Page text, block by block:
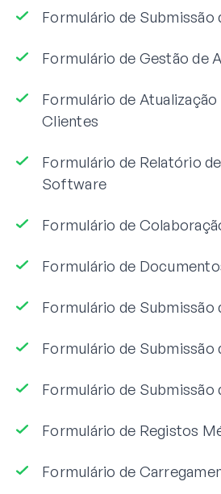
Formulário de Submissão
Formulário de Gestão de
Formulário de
Clientes
Formulário de Relatório
Software
Formulário de
Formulário de
Formulário de Submissão
Formulário de
Formulário de
Formulário de Registos
Formulário de